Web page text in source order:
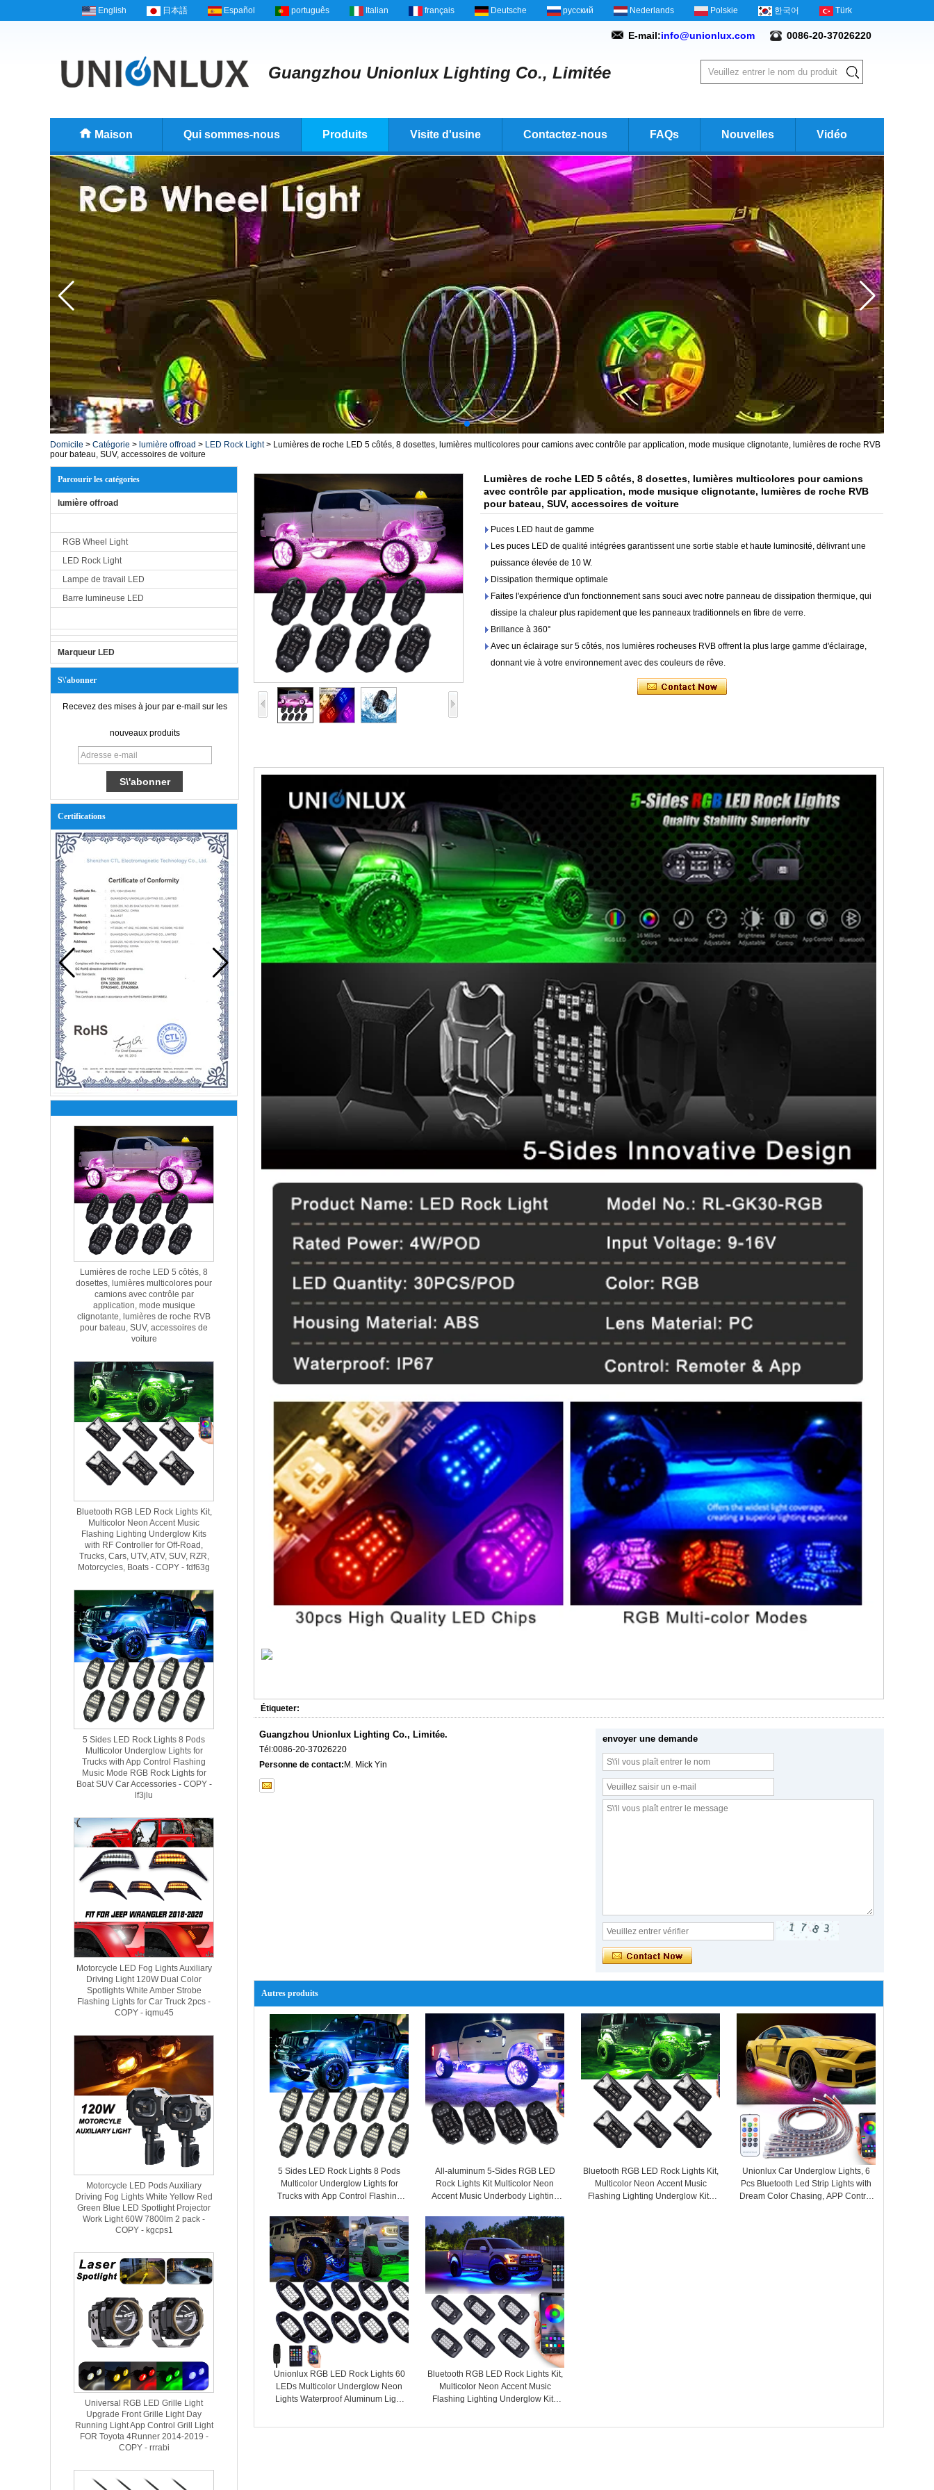
English 日本語 Español português Italian français Deutsche русский Nederlands Polskie 한국어 Türk
E-mail:info@unionlux.com 0086-20-37026220
Guangzhou Unionlux Lighting Co., Limitée
Maison Qui sommes-nous Produits Visite d'usine Contactez-nous FAQs Nouvelles Vidéo
Domicile > Catégorie > lumière offroad > LED Rock Light> Lumières de roche LED 5 côtés, 8 dosettes, lumières multicolores pour camions avec contrôle par application, mode musique clignotante, lumières de roche RVB
pour bateau, SUV, accessoires de voiture
Parcourir les catégories
lumière offroad
RGB Wheel Light
LED Rock Light
Lampe de travail LED
Barre lumineuse LED
Marqueur LED
S\'abonner
Recevez des mises à jour par e-mail sur les
nouveaux produits
Certifications
Lumières de roche LED 5 côtés, 8
dosettes, lumières multicolores pour
camions avec contrôle par
application, mode musique
clignotante, lumières de roche RVB
pour bateau, SUV, accessoires de
voiture
Bluetooth RGB LED Rock Lights Kit,
Multicolor Neon Accent Music
Flashing Lighting Underglow Kits
with RF Controller for Off-Road,
Trucks, Cars, UTV, ATV, SUV, RZR,
Motorcycles, Boats - COPY - fdf63g
5 Sides LED Rock Lights 8 Pods
Multicolor Underglow Lights for
Trucks with App Control Flashing
Music Mode RGB Rock Lights for
Boat SUV Car Accessories - COPY -
lf3jlu
Motorcycle LED Fog Lights Auxiliary
Driving Light 120W Dual Color
Spotlights White Amber Strobe
Flashing Lights for Car Truck 2pcs -
COPY - iqmu45
Motorcycle LED Pods Auxiliary
Driving Fog Lights White Yellow Red
Green Blue LED Spotlight Projector
Work Light 60W 7800lm 2 pack -
COPY - kgcps1
Universal RGB LED Grille Light
Upgrade Front Grille Light Day
Running Light App Control Grill Light
FOR Toyota 4Runner 2014-2019 -
COPY - rrrabi
Lumières de roche LED 5 côtés, 8 dosettes, lumières multicolores pour camions
avec contrôle par application, mode musique clignotante, lumières de roche RVB
pour bateau, SUV, accessoires de voiture
Puces LED haut de gamme
Les puces LED de qualité intégrées garantissent une sortie stable et haute luminosité, délivrant une
puissance élevée de 10 W.
Dissipation thermique optimale
Faites l'expérience d'un fonctionnement sans souci avec notre panneau de dissipation thermique, qui
dissipe la chaleur plus rapidement que les panneaux traditionnels en fibre de verre.
Brillance à 360°
Avec un éclairage sur 5 côtés, nos lumières rocheuses RVB offrent la plus large gamme d'éclairage,
donnant vie à votre environnement avec des couleurs de rêve.
Étiqueter:
Guangzhou Unionlux Lighting Co., Limitée.
Tél:0086-20-37026220
Personne de contact: M. Mick Yin
envoyer une demande
Autres produits
5 Sides LED Rock Lights 8 Pods
Multicolor Underglow Lights for
Trucks with App Control Flashing
Boat SUV Car Accessories - COPY -
lf3jlu
All-aluminum 5-Sides RGB LED
Rock Lights Kit Multicolor Neon
Accent Music Underbody Lighting
for Off-Road Cars - COPY - 3t33f1
Bluetooth RGB LED Rock Lights Kit,
Multicolor Neon Accent Music
Flashing Lighting Underglow Kits
Unionlux Car Underglow Lights, 6
Pcs Bluetooth Led Strip Lights with
Dream Color Chasing, APP Control
Unionlux RGB LED Rock Lights 60
LEDs Multicolor Underglow Neon
Lights Waterproof Aluminum Light
Bluetooth RGB LED Rock Lights Kit,
Multicolor Neon Accent Music
Flashing Lighting Underglow Kits